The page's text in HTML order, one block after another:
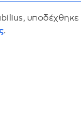
υποδέχθηκε
.